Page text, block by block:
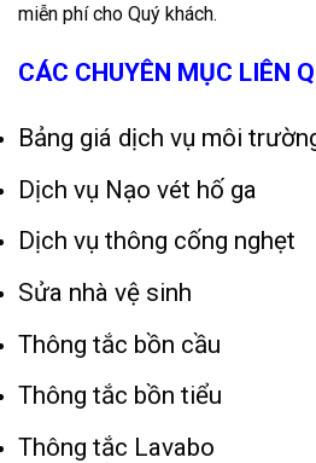
miễn phí cho Quý khách.
CÁC CHUYÊN MỤC LIÊN
Bảng giá dịch vụ môi
Dịch vụ Nạo vét hố ga
Dịch vụ thông cống nghẹt
Sửa nhà vệ sinh
Thông tắc bồn cầu
Thông tắc bồn tiểu
Thông tắc Lavabo